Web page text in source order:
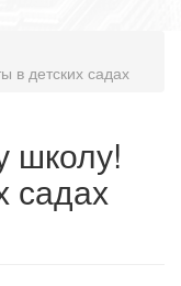
в детских садах
школу!
садах